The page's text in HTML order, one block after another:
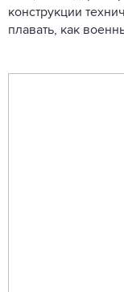
конструкции
плавать, как